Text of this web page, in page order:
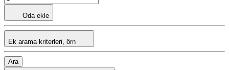
Oda ekle
Ek arama kriterleri, örn
Ara